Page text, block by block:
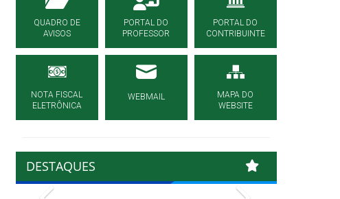
QUADRO DE
AVISOS
PORTAL DO
PROFESSOR
PORTAL DO
CONTRIBUINTE
NOTA FISCAL
ELETRÔNICA
WEBMAIL
MAPA DO
WEBSITE
DESTAQUES